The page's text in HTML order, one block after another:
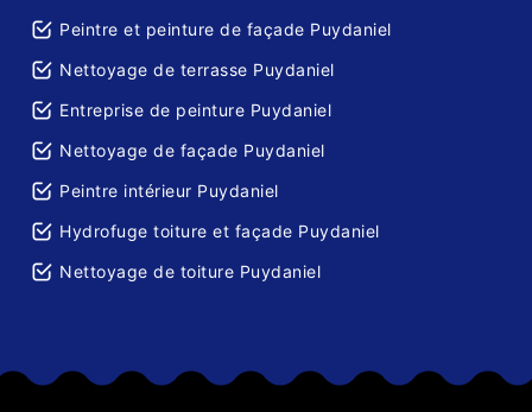
Peintre et peinture de façade Puydaniel
Nettoyage de terrasse Puydaniel
Entreprise de peinture Puydaniel
Nettoyage de façade Puydaniel
Peintre intérieur Puydaniel
Hydrofuge toiture et façade Puydaniel
Nettoyage de toiture Puydaniel